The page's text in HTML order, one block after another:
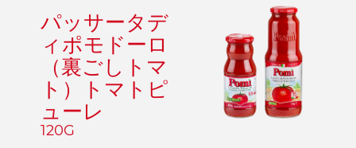
パッサータデ
ィポモドーロ
（裏ごしトマ
ト）トマトピ
ューレ
120G